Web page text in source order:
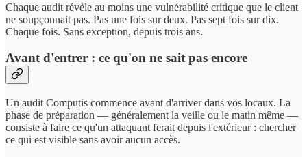
Chaque audit révèle au moins une vulnérabilité critique que le client
ne soupçonnait pas. Pas une fois sur deux. Pas sept fois sur dix.
Chaque fois. Sans exception, depuis trois ans.
Avant d'entrer : ce qu'on ne sait pas encore
Un audit Computis commence avant d'arriver dans vos locaux. La
phase de préparation — généralement la veille ou le matin même —
consiste à faire ce qu'un attaquant ferait depuis l'extérieur : chercher
ce qui est visible sans avoir aucun accès.